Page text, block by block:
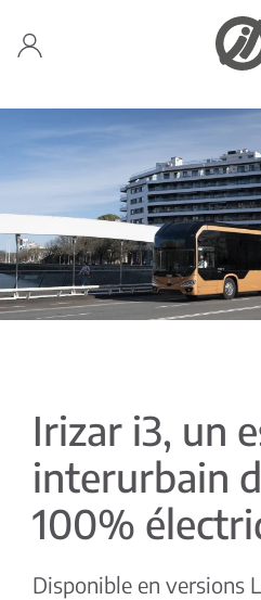
Accéder au contenu principal
Irizar i3, un
interurbain
100%
Disponible en versions